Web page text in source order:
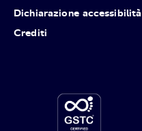
Dichiarazione accessibilità
Crediti